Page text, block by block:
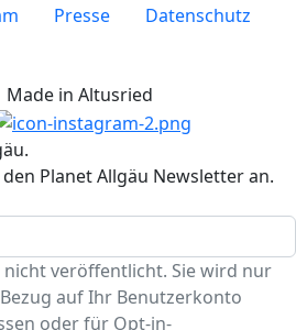
Presse
Datenschutz
in Altusried
Planet Allgäu Newsletter an.
nicht veröffentlicht. Sie wird nur
auf Ihr Benutzerkonto
oder für Opt-in-